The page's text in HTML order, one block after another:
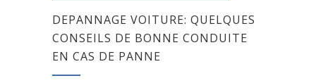
DEPANNAGE VOITURE: QUELQUES
CONSEILS DE BONNE CONDUITE
EN CAS DE PANNE